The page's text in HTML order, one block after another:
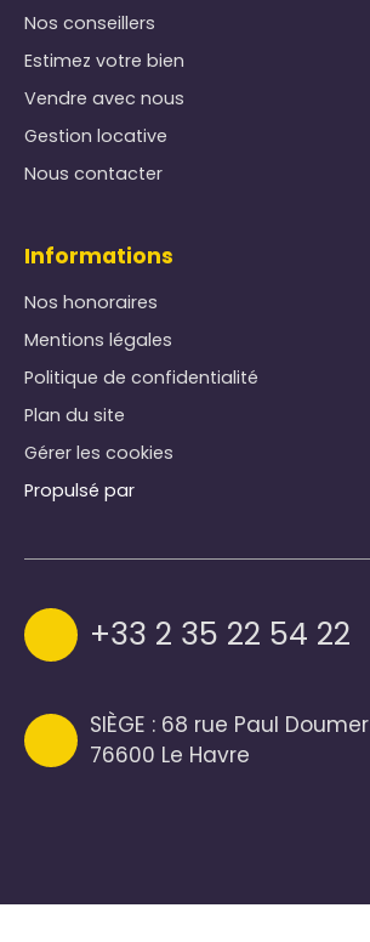
Nos conseillers
Estimez votre bien
Vendre avec nous
Gestion locative
Nous contacter
Informations
Nos honoraires
Mentions légales
Politique de confidentialité
Plan du site
Gérer les cookies
Propulsé par
+33 2 35 22 54 22
SIÈGE : 68 rue Paul Doumer
76600 Le Havre